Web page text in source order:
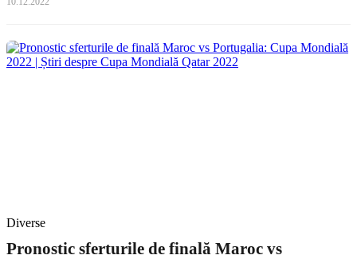
Diverse
Pronostic sferturile de finală Maroc vs